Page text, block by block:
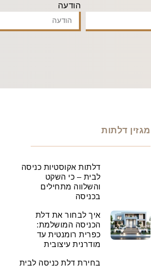
הודעה
מגזין דלתות
דלתות אקוסטיות כניסה
לבית – כי השקט
והשלווה מתחילים
בכניסה
איך לבחור את דלת
הכניסה המושלמת:
כפרית רומנטית עד
מודרנית עיצובית
בחירת דלת כניסה לבית